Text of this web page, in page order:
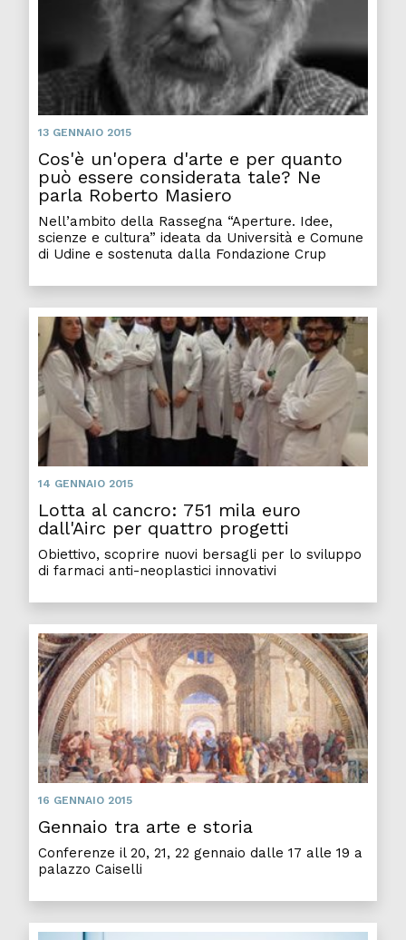
13 GENNAIO 2015
Cos'è un'opera d'arte e per quanto
può essere considerata tale? Ne
parla Roberto Masiero
Nell’ambito della Rassegna “Aperture. Idee,
scienze e cultura” ideata da Università e Comune
di Udine e sostenuta dalla Fondazione Crup
14 GENNAIO 2015
Lotta al cancro: 751 mila euro
dall'Airc per quattro progetti
Obiettivo, scoprire nuovi bersagli per lo sviluppo
di farmaci anti-neoplastici innovativi
16 GENNAIO 2015
Gennaio tra arte e storia
Conferenze il 20, 21, 22 gennaio dalle 17 alle 19 a
palazzo Caiselli